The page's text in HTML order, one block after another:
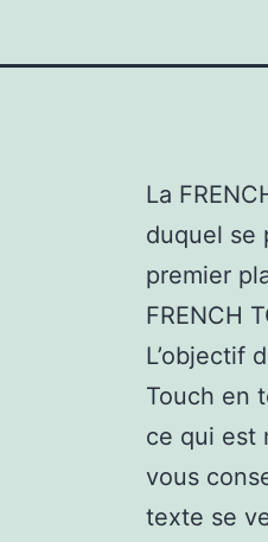
La
duquel se
premier
FRENCH
L’objectif
Touch en
ce qui est
vous
texte se